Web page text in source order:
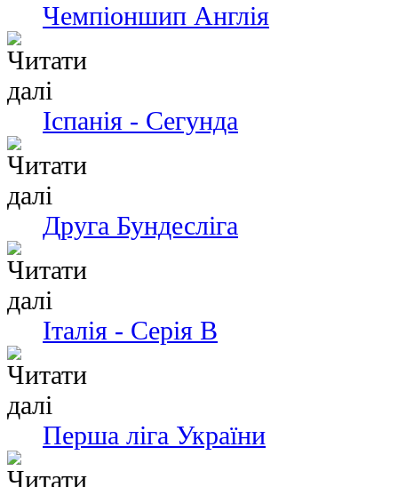
Чемпіоншип Англія
Іспанія - Сегунда
Друга Бундесліга
Італія - Серія В
Перша ліга України